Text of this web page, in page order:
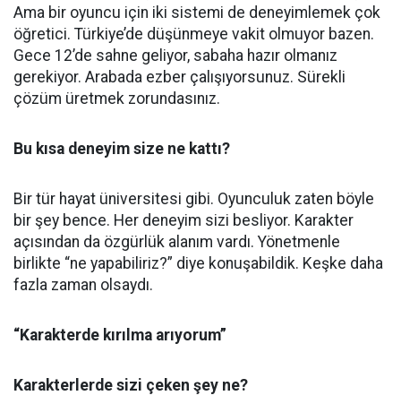
Ama bir oyuncu için iki sistemi de deneyimlemek çok
öğretici. Türkiye’de düşünmeye vakit olmuyor bazen.
Gece 12’de sahne geliyor, sabaha hazır olmanız
gerekiyor. Arabada ezber çalışıyorsunuz. Sürekli
çözüm üretmek zorundasınız.
Bu kısa deneyim size ne kattı?
Bir tür hayat üniversitesi gibi. Oyunculuk zaten böyle
bir şey bence. Her deneyim sizi besliyor. Karakter
açısından da özgürlük alanım vardı. Yönetmenle
birlikte “ne yapabiliriz?” diye konuşabildik. Keşke daha
fazla zaman olsaydı.
“Karakterde kırılma arıyorum”
Karakterlerde sizi çeken şey ne?